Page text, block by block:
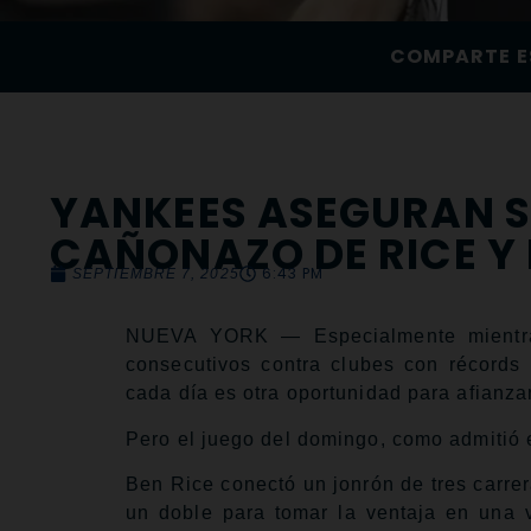
COMPARTE
YANKEES ASEGURAN
CAÑONAZO DE RICE Y
SEPTIEMBRE 7, 2025 6:43 PM
NUEVA YORK — Especialmente
consecutivos contra clubes con
cada día es otra oportunidad para
Pero el juego del domingo, como
Ben Rice conectó un jonrón de tres
un doble para tomar la ventaja en una